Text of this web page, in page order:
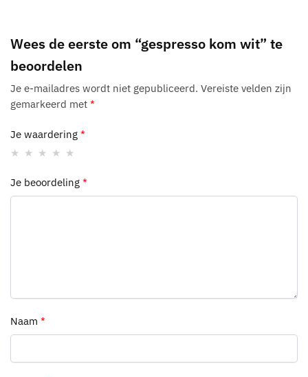
Wees de eerste om “gespresso kom wit” te
beoordelen
Je e-mailadres wordt niet gepubliceerd. Vereiste velden zijn
gemarkeerd met *
Je waardering *
Je beoordeling *
Naam *